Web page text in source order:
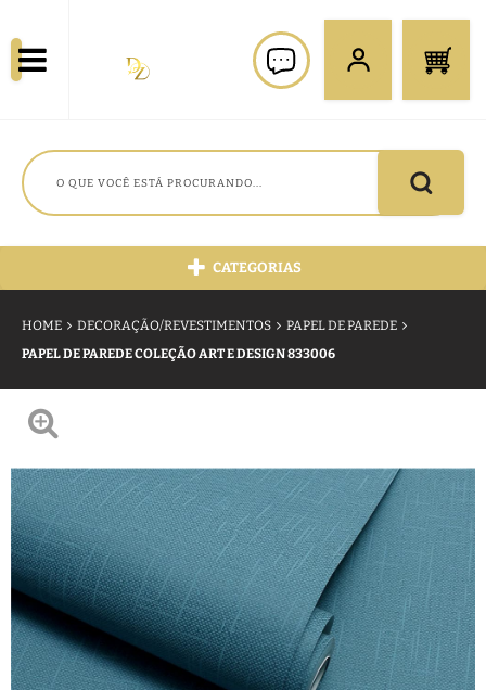
CATEGORIAS
HOME DECORAÇÃO/REVESTIMENTOS
PAPEL DE PAREDE
PAPEL DE PAREDE COLEÇÃO ART E DESIGN 833006